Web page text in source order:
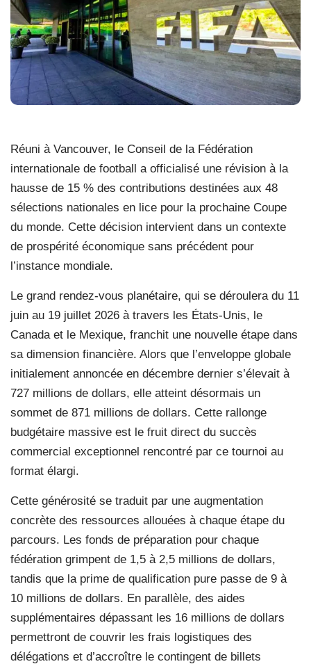
Réuni à Vancouver, le Conseil de la Fédération
internationale de football a officialisé une révision à la
hausse de 15 % des contributions destinées aux 48
sélections nationales en lice pour la prochaine Coupe
du monde. Cette décision intervient dans un contexte
de prospérité économique sans précédent pour
l’instance mondiale.
Le grand rendez-vous planétaire, qui se déroulera du 11
juin au 19 juillet 2026 à travers les États-Unis, le
Canada et le Mexique, franchit une nouvelle étape dans
sa dimension financière. Alors que l’enveloppe globale
initialement annoncée en décembre dernier s’élevait à
727 millions de dollars, elle atteint désormais un
sommet de 871 millions de dollars. Cette rallonge
budgétaire massive est le fruit direct du succès
commercial exceptionnel rencontré par ce tournoi au
format élargi.
Cette générosité se traduit par une augmentation
concrète des ressources allouées à chaque étape du
parcours. Les fonds de préparation pour chaque
fédération grimpent de 1,5 à 2,5 millions de dollars,
tandis que la prime de qualification pure passe de 9 à
10 millions de dollars. En parallèle, des aides
supplémentaires dépassant les 16 millions de dollars
permettront de couvrir les frais logistiques des
délégations et d’accroître le contingent de billets